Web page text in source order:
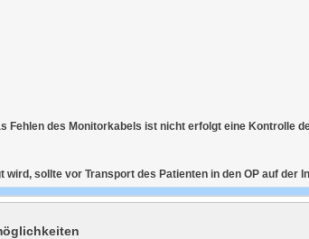
Fehlen des Monitorkabels ist nicht erfolgt eine Kontrolle
wird, sollte vor Transport des Patienten in den OP auf